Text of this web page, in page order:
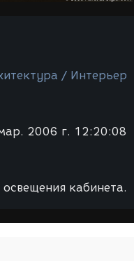
/ Интерьер
2006 г. 12:20:08
кабинета.